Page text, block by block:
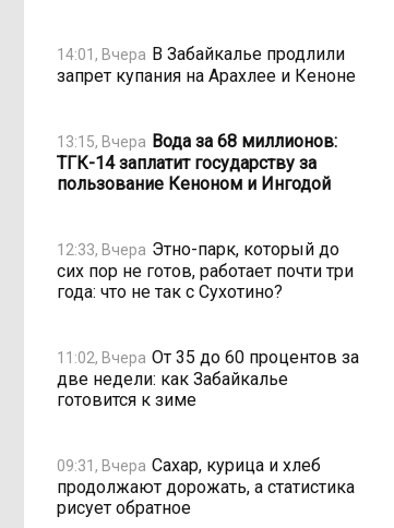
14:01, Вчера В Забайкалье продлили
запрет купания на Арахлее и Кеноне
13:15, Вчера Вода за 68 миллионов:
ТГК-14 заплатит государству за
пользование Кеноном и Ингодой
12:33, Вчера Этно-парк, который до
сих пор не готов, работает почти три
года: что не так с Сухотино?
11:02, Вчера От 35 до 60 процентов за
две недели: как Забайкалье
готовится к зиме
09:31, Вчера Сахар, курица и хлеб
продолжают дорожать, а статистика
рисует обратное